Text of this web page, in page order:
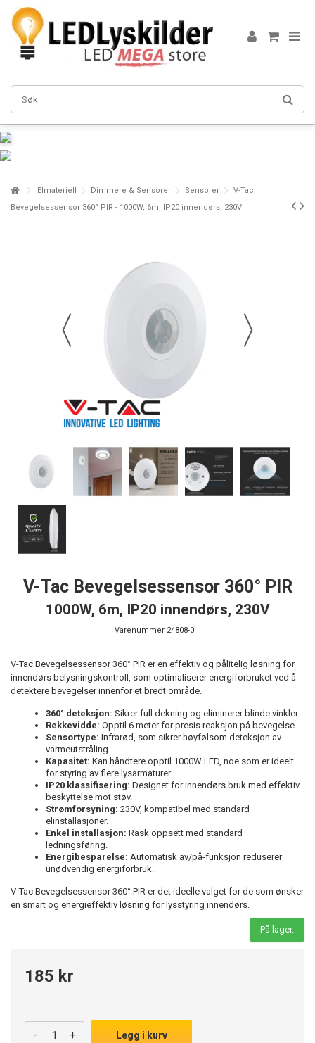
Elmateriell Dimmere & Sensorer Sensorer
V-Tac
Bevegelsessensor 360° PIR - 1000W, 6m, IP20 innendørs, 230V
V-Tac Bevegelsessensor 360° PIR
1000W, 6m, IP20 innendørs, 230V
Varenummer 24808-0
V-Tac Bevegelsessensor 360° PIR er en effektiv og pålitelig løsning for
innendørs belysningskontroll, som optimaliserer energiforbruket ved å
detektere bevegelser innenfor et bredt område.
360° deteksjon: Sikrer full dekning og eliminerer blinde vinkler.
Rekkevidde: Opptil 6 meter for presis reaksjon på bevegelse.
Sensortype: Infrarød, som sikrer høyfølsom deteksjon av
varmeutstråling.
Kapasitet: Kan håndtere opptil 1000W LED, noe som er ideelt
for styring av flere lysarmaturer.
IP20 klassifisering: Designet for innendørs bruk med effektiv
beskyttelse mot støv.
Strømforsyning: 230V, kompatibel med standard
elinstallasjoner.
Enkel installasjon: Rask oppsett med standard
ledningsføring.
Energibesparelse: Automatisk av/på-funksjon reduserer
unødvendig energiforbruk.
V-Tac Bevegelsessensor 360° PIR er det ideelle valget for de som ønsker
en smart og energieffektiv løsning for lysstyring innendørs.
På lager.
185 kr
- + Legg i kurv